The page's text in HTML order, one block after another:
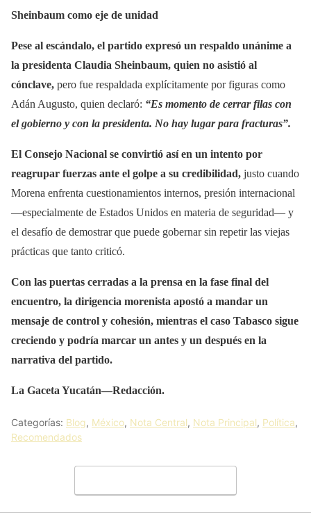
Sheinbaum como eje de unidad
Pese al escándalo, el partido expresó un respaldo unánime a
la presidenta Claudia Sheinbaum, quien no asistió al
cónclave, pero fue respaldada explícitamente por figuras como
Adán Augusto, quien declaró: “Es momento de cerrar filas con
el gobierno y con la presidenta. No hay lugar para fracturas”.
El Consejo Nacional se convirtió así en un intento por
reagrupar fuerzas ante el golpe a su credibilidad, justo cuando
Morena enfrenta cuestionamientos internos, presión internacional
—especialmente de Estados Unidos en materia de seguridad— y
el desafío de demostrar que puede gobernar sin repetir las viejas
prácticas que tanto criticó.
Con las puertas cerradas a la prensa en la fase final del
encuentro, la dirigencia morenista apostó a mandar un
mensaje de control y cohesión, mientras el caso Tabasco sigue
creciendo y podría marcar un antes y un después en la
narrativa del partido.
La Gaceta Yucatán—Redacción.
Categorías: Blog, México, Nota Central, Nota Principal, Política,
Recomendados